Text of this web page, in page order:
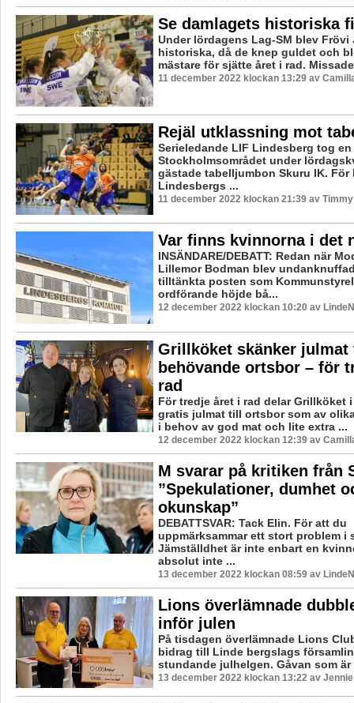
Se damlagets historiska
Under lördagens Lag-SM blev Frövi
historiska, då de knep guldet och
mästare för sjätte året i rad.
11 december 2022 klockan 13:29 av
Rejäl utklassning mot
Serieledande LIF Lindesberg tog
Stockholmsområdet under
gästade tabelljumbon Skuru IK. För
Lindesbergs ...
11 december 2022 klockan 21:39 av
Var finns kvinnorna i det
INSÄNDARE/DEBATT: Redan när
Lillemor Bodman blev
tilltänkta posten som
ordförande höjde bå...
12 december 2022 klockan 10:20 av
Grillköket skänker
behövande ortsbor – för
rad
För tredje året i rad delar Grillköket
gratis julmat till ortsbor som av
i behov av god mat och lite extra ...
12 december 2022 klockan 12:39 av
M svarar på kritiken från
”Spekulationer, dumhet
okunskap”
DEBATTSVAR: Tack Elin. För att du
uppmärksammar ett stort problem i
Jämställdhet är inte enbart en
absolut inte ...
13 december 2022 klockan 08:59 av
Lions överlämnade
inför julen
På tisdagen överlämnade Lions
bidrag till Linde bergslags
stundande julhelgen. Gåvan som är
13 december 2022 klockan 13:22 av